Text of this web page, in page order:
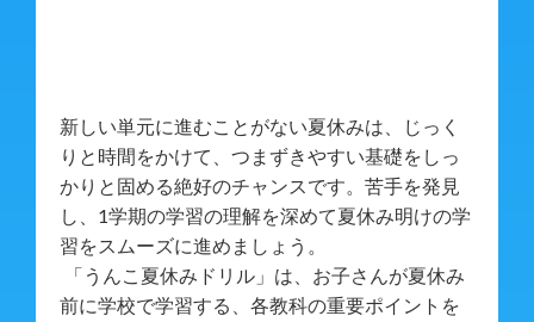
新しい単元に進むことがない夏休みは、じっく
りと時間をかけて、つまずきやすい基礎をしっ
かりと固める絶好のチャンスです。苦手を発見
し、1学期の学習の理解を深めて夏休み明けの学
習をスムーズに進めましょう。
「うんこ夏休みドリル」は、お子さんが夏休み
前に学校で学習する、各教科の重要ポイントを